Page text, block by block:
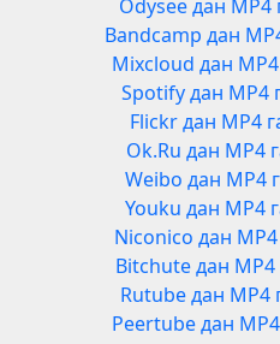
Odysee дан MP4
Bandcamp дан
Mixcloud дан MP4
Spotify дан MP4
Flickr дан MP4
Ok.Ru дан MP4
Weibo дан MP4
Youku дан MP4
Niconico дан MP4
Bitchute дан MP4
Rutube дан MP4
Peertube дан